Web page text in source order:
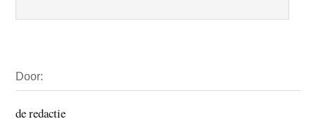
Sidebar
Door:
de redactie